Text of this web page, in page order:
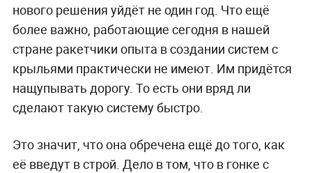
нового решения уйдёт не один год. Что ещё
более важно, работающие сегодня в нашей
стране ракетчики опыта в создании систем с
крыльями практически не имеют. Им придётся
нащупывать дорогу. То есть они вряд ли
сделают такую систему быстро.
Это значит, что она обречена ещё до того, как
её введут в строй. Дело в том, что в гонке с